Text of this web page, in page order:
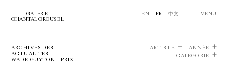
GALERIE
CHANTAL CROUSEL
EN FR 中文 MENU
ARCHIVES DES
ACTUALITÉS
WADE GUYTON | PRIX
ARTISTE
ANNÉE
CATÉGORIE